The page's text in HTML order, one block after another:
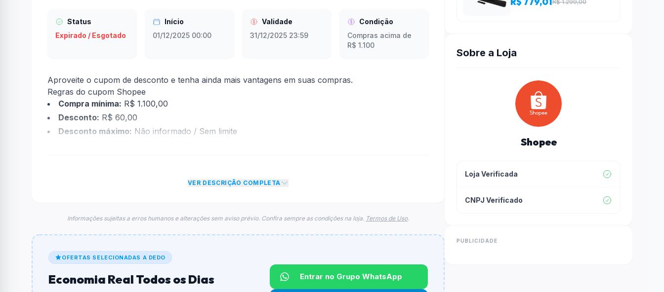
Status
Expirado / Esgotado
Início
01/12/2025 00:00
Validade
31/12/2025 23:59
Condição
Compras acima de
R$ 1.100
Aproveite o cupom de desconto e tenha ainda mais vantagens em suas compras.
Regras do cupom Shopee
Compra mínima: R$ 1.100,00
Desconto: R$ 60,00
Desconto máximo: Não informado / Sem limite
econtradas informações sobre restrição de teto máximo para esse cupom.
O código é
AR15OFF60
De quanto é o desconto?
O valor minimo de compra é R$ 1.100,00.
VER DESCRIÇÃO COMPLETA
Informações sujeitas a erros humanos e alterações sem aviso prévio. Confira sempre as condições na loja. Termos de Uso.
OFERTAS SELECIONADAS A DEDO
Economia Real Todos os Dias Entrar no Grupo WhatsApp
110W RMS
R$ 1.299,00
Sobre a Loja
Shopee
Loja Verificada
CNPJ Verificado
PUBLICIDADE